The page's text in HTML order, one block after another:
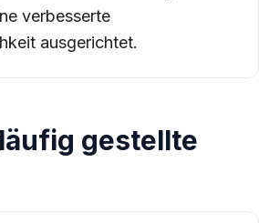
verbesserte
ausgerichtet.
gestellte